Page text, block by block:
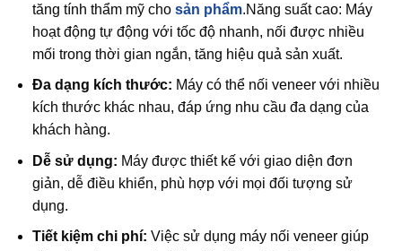
tăng tính thẩm mỹ cho sản phẩm.Năng suất cao: Máy
hoạt động tự động với tốc độ nhanh, nối được nhiều
mối trong thời gian ngắn, tăng hiệu quả sản xuất.
Đa dạng kích thước: Máy có thể nối veneer với nhiều
kích thước khác nhau, đáp ứng nhu cầu đa dạng của
khách hàng.
Dễ sử dụng: Máy được thiết kế với giao diện đơn
giản, dễ điều khiển, phù hợp với mọi đối tượng sử
dụng.
Tiết kiệm chi phí: Việc sử dụng máy nối veneer giúp